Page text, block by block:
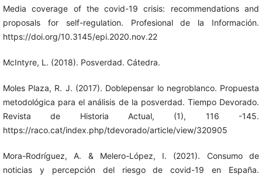
Media coverage of the covid-19 crisis: recommendations and
proposals for self-regulation. Profesional de la Información.
https://doi.org/10.3145/epi.2020.nov.22
McIntyre, L. (2018). Posverdad. Cátedra.
Moles Plaza, R. J. (2017). Doblepensar lo negroblanco. Propuesta
metodológica para el análisis de la posverdad. Tiempo Devorado.
Revista de Historia Actual, (1), 116 -145.
https://raco.cat/index.php/tdevorado/article/view/320905
Mora-Rodríguez, A. & Melero-López, I. (2021). Consumo de
noticias y percepción del riesgo de covid-19 en España.